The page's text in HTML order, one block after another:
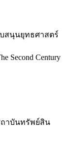
สนุนยุทธศาสตร์
Second Century
าบันทรัพย์สิน